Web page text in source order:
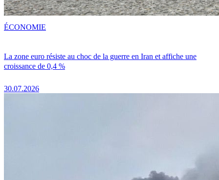
La zone euro résiste au choc de la guerre en Iran et affiche une
croissance de 0,4 %
30.07.2026
ÉCONOMIE